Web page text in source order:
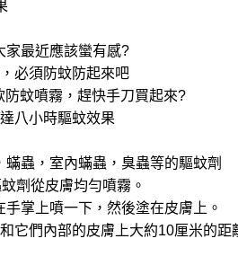
家最近應該蠻有感?
必須防蚊防起來吧
蚊噴霧，趕快手刀買起來?
八小時驅蚊效果
蟲，室內蟎蟲，臭蟲等的驅蚊劑
劑從皮膚均勻噴霧。
掌上噴一下，然後塗在皮膚上。
它們內部的皮膚上大約10厘米的距